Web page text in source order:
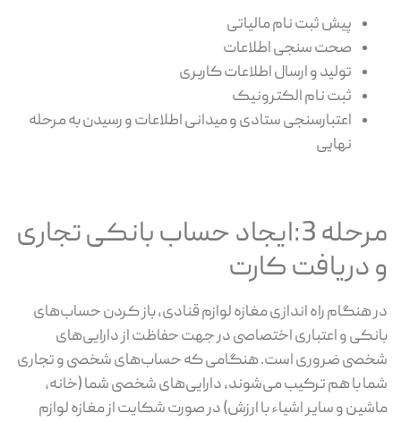
پیش ثبت نام مالیاتی
صحت سنجی اطلاعات
تولید و ارسال اطلاعات کاربری
ثبت نام الکترونیک
اعتبارسنجی ستادی و میدانی اطلاعات و رسیدن به مرحله
نهایی
مرحله 3:ایجاد حساب بانکی تجاری
و دریافت کارت
در هنگام راه اندازی مغازه لوازم قنادی، باز کردن حساب‌های
بانکی و اعتباری اختصاصی در جهت حفاظت از دارایی‌های
شخصی ضروری است. هنگامی که حساب‌های شخصی و تجاری
شما با هم ترکیب می‌شوند، دارایی‌های شخصی شما (خانه،
ماشین و سایر اشیاء با ارزش) در صورت شکایت از مغازه لوازم